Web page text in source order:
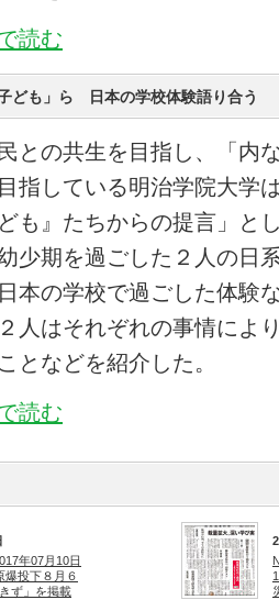
読む
ども」ら 日本の学校体験語り合う
との共生を目指し、「内
指している明治学院大学
も』たちからの提言」と
少期を過ごした２人の日
本の学校で過ごした体験
人はそれぞれの事情によ
となどを紹介した。
読む
年07月10日
爆投下８月６
ず」を掲載